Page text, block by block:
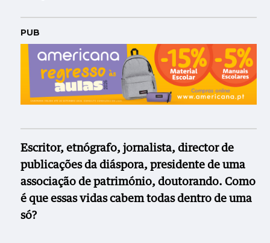
PUB
Escritor, etnógrafo, jornalista, director de
publicações da diáspora, presidente de uma
associação de património, doutorando. Como
é que essas vidas cabem todas dentro de uma
só?